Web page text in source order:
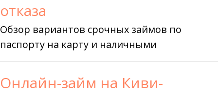
отказа
Обзор вариантов срочных займов по
паспорту на карту и наличными
Онлайн-займ на Киви-